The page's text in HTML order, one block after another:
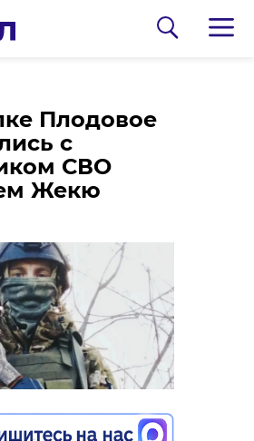
Плодовое
с
СВО
Жекю
в
путь
СВО,
в 2024
21:54
и кино"
шорт-лист
21:23